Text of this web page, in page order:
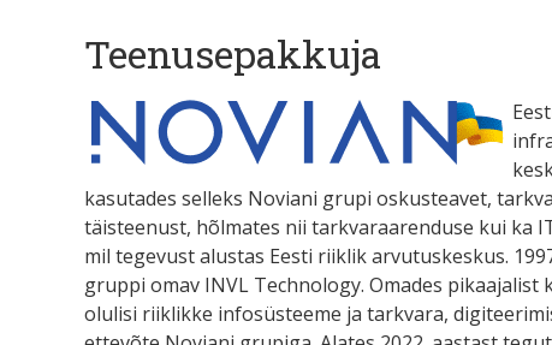
Teenusepakkuja
kasutades selleks Noviani grupi oskusteavet,
täisteenust, hõlmates nii tarkvaraarenduse kui ka
mil tegevust alustas Eesti riiklik arvutuskeskus.
gruppi omav INVL Technology. Omades
olulisi riiklikke infosüsteeme ja tarkvara,